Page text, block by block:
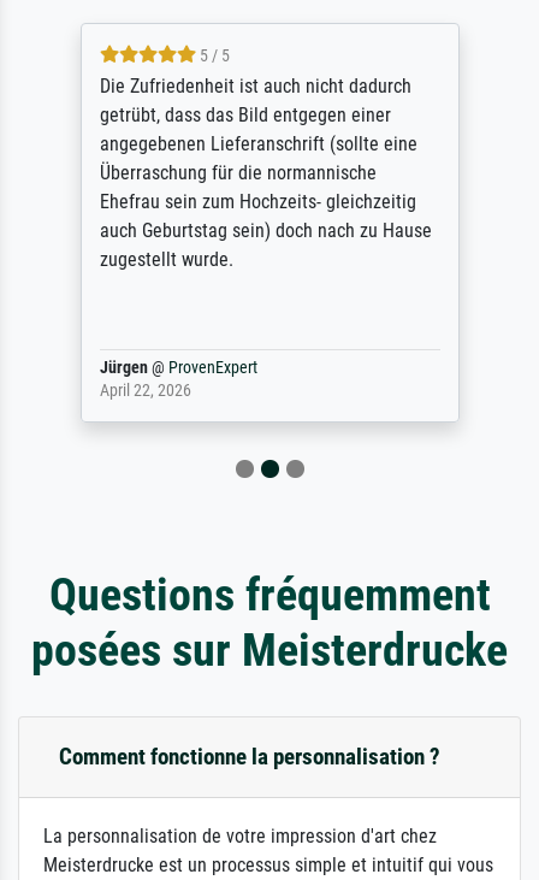
5 / 5
Die Zufriedenheit ist auch nicht dadurch
getrübt, dass das Bild entgegen einer
angegebenen Lieferanschrift (sollte eine
Überraschung für die normannische
Ehefrau sein zum Hochzeits- gleichzeitig
auch Geburtstag sein) doch nach zu Hause
zugestellt wurde.
Jürgen@ ProvenExpert
April 22, 2026
Questions fréquemment
posées sur Meisterdrucke
Comment fonctionne la personnalisation ?
La personnalisation de votre impression d'art chez
Meisterdrucke est un processus simple et intuitif qui vous